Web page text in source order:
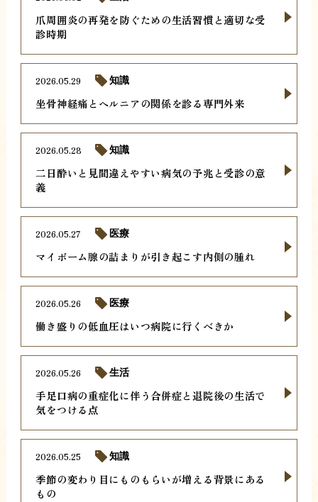
爪周囲炎の再発を防ぐための生活習慣と適切な受
診時期
坐骨神経痛とヘルニアの関係を診る専門外来
2026.05.29 知識
二日酔いと見間違えやすい病気の予兆と受診の意
義
2026.05.28 知識
マイボーム腺の詰まりが引き起こす内側の腫れ
2026.05.27 医療
働き盛りの低血圧はいつ病院に行くべきか
2026.05.26 医療
手足口病の重症化に伴う合併症と退院後の生活で
気をつける点
2026.05.26 生活
季節の変わり目にものもらいが増える背景にある
もの
2026.05.25 知識